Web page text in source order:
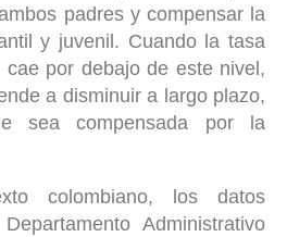
padres y compensar la
y juvenil. Cuando la tasa
cae por debajo de este nivel,
a disminuir a largo plazo,
sea compensada por la
colombiano, los datos
Administrativo